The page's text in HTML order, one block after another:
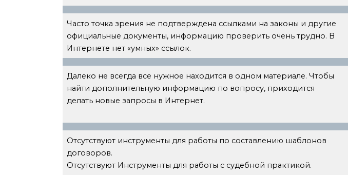
Часто точка зрения не подтверждена ссылками на законы и другие
официальные документы, информацию проверить очень трудно. В
Интернете нет «умных» ссылок.
Далеко не всегда все нужное находится в одном материале. Чтобы
найти дополнительную информацию по вопросу, приходится
делать новые запросы в Интернет.
Отсутствуют инструменты для работы по составлению шаблонов
договоров.
Отсутствуют Инструменты для работы с судебной практикой.